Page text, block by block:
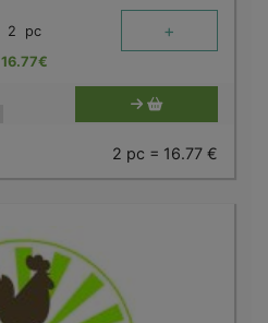
2 pc +
16.77€
2 pc = 16.77 €